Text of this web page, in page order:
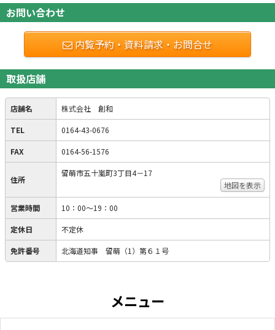
お問い合わせ
内覧予約・資料請求・お問合せ
取扱店舗
店舗名 株式会社 創和
TEL 0164-43-0676
FAX 0164-56-1576
住所
留萌市五十嵐町3丁目4－17
地図を表示
営業時間 10：00～19：00
定休日 不定休
免許番号 北海道知事 留萌（1）第６１号
メニュー